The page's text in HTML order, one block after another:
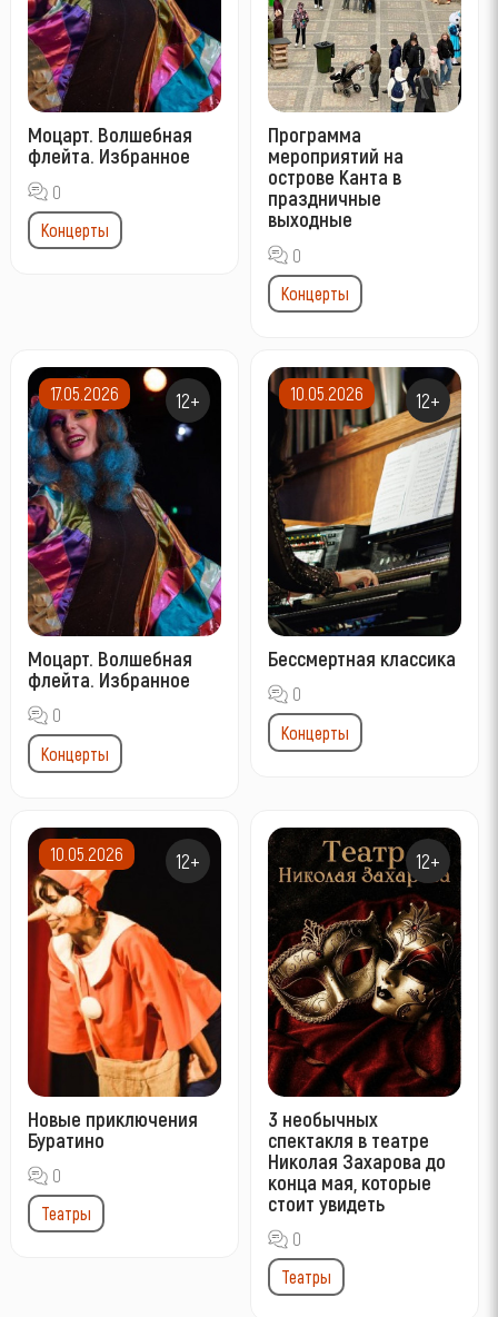
Моцарт. Волшебная
флейта. Избранное
0
Концерты
Программа
мероприятий на
острове Канта в
праздничные
выходные
0
Концерты
Моцарт. Волшебная
флейта. Избранное
0
Концерты
17.05.2026 12+
Бессмертная классика
0
Концерты
10.05.2026 12+
Новые приключения
Буратино
0
Театры
10.05.2026 12+
3 необычных
спектакля в театре
Николая Захарова до
конца мая, которые
стоит увидеть
0
Театры
12+